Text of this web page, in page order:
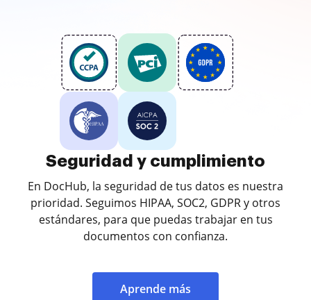
Seguridad y cumplimiento
En DocHub, la seguridad de tus datos es nuestra
prioridad. Seguimos HIPAA, SOC2, GDPR y otros
estándares, para que puedas trabajar en tus
documentos con confianza.
Aprende más